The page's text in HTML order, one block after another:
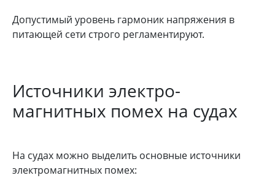
Допустимый уровень гармоник напряжения в
питающей сети строго регламентируют.
Источники электро-
магнитных помех на судах
На судах можно выделить основные источники
электромагнитных помех: